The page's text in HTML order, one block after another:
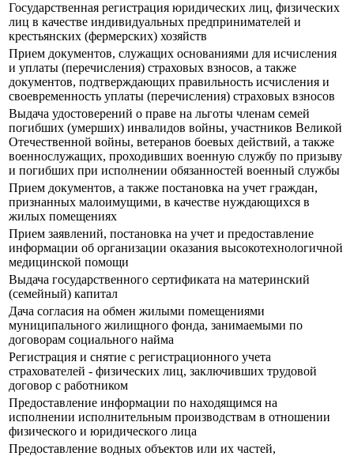
Государственная регистрация юридических лиц, физических
лиц в качестве индивидуальных предпринимателей и
крестьянских (фермерских) хозяйств
Прием документов, служащих основаниями для исчисления
и уплаты (перечисления) страховых взносов, а также
документов, подтверждающих правильность исчисления и
своевременность уплаты (перечисления) страховых взносов
Выдача удостоверений о праве на льготы членам семей
погибших (умерших) инвалидов войны, участников Великой
Отечественной войны, ветеранов боевых действий, а также
военнослужащих, проходивших военную службу по призыву
и погибших при исполнении обязанностей военный службы
Прием документов, а также постановка на учет граждан,
признанных малоимущими, в качестве нуждающихся в
жилых помещениях
Прием заявлений, постановка на учет и предоставление
информации об организации оказания высокотехнологичной
медицинской помощи
Выдача государственного сертификата на материнский
(семейный) капитал
Дача согласия на обмен жилыми помещениями
муниципального жилищного фонда, занимаемыми по
договорам социального найма
Регистрация и снятие с регистрационного учета
страхователей - физических лиц, заключивших трудовой
договор с работником
Предоставление информации по находящимся на
исполнении исполнительным производствам в отношении
физического и юридического лица
Предоставление водных объектов или их частей,